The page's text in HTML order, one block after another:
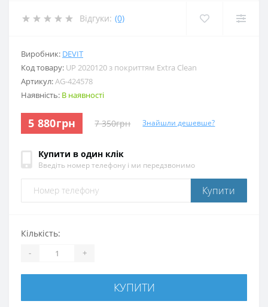
Відгуки: (0)
Виробник: DEVIT
Код товару: UP 2020120 з покриттям Extra Clean
Артикул:AG-424578
Наявність: В наявності
5 880грн 7 350грн Знайшли дешевше?
Купити в один клік
Введіть номер телефону і ми передзвонимо
Купити
Кількість:
- +
КУПИТИ